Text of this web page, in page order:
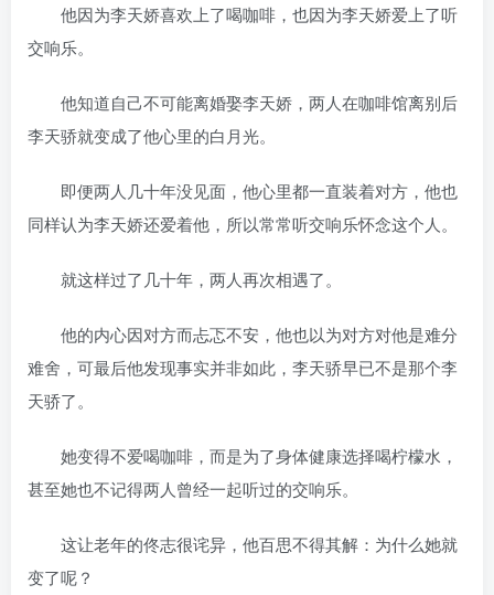
他因为李天娇喜欢上了喝咖啡，也因为李天娇爱上了听
交响乐。
他知道自己不可能离婚娶李天娇，两人在咖啡馆离别后
李天骄就变成了他心里的白月光。
即便两人几十年没见面，他心里都一直装着对方，他也
同样认为李天娇还爱着他，所以常常听交响乐怀念这个人。
就这样过了几十年，两人再次相遇了。
他的内心因对方而忐忑不安，他也以为对方对他是难分
难舍，可最后他发现事实并非如此，李天骄早已不是那个李
天骄了。
她变得不爱喝咖啡，而是为了身体健康选择喝柠檬水，
甚至她也不记得两人曾经一起听过的交响乐。
这让老年的佟志很诧异，他百思不得其解：为什么她就
变了呢？